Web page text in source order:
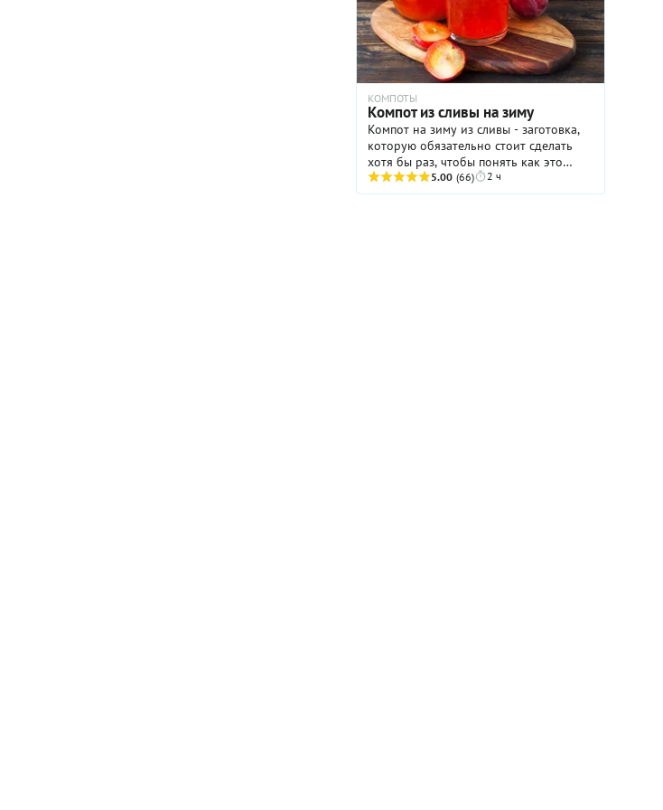
КОМПОТЫ
Компот из сливы на зиму
Компот на зиму из сливы - заготовка,
которую обязательно стоит сделать
хотя бы раз, чтобы понять как это
вкусно. Сливовый компот получается
ничем не хуже варенья, хотя многие
5.00 (66) 2 ч